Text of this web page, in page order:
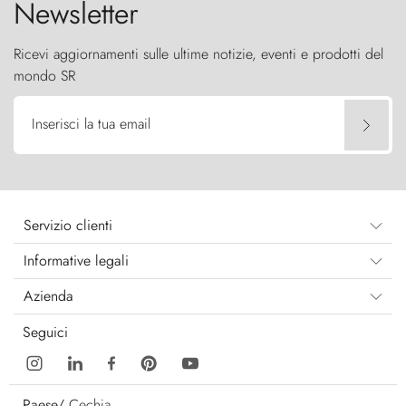
Newsletter
Ricevi aggiornamenti sulle ultime notizie, eventi e prodotti del
mondo SR
Inserisci la tua email
Servizio clienti
Informative legali
Azienda
Seguici